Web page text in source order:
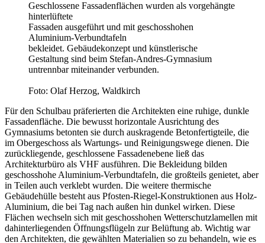
Geschlossene Fassadenflächen wurden als vorgehängte
hinterlüftete
Fassaden ausgeführt und mit geschosshohen
Aluminium-Verbundtafeln
bekleidet. Gebäudekonzept und künstlerische
Gestaltung sind beim Stefan-Andres-Gymnasium
untrennbar miteinander verbunden.
Foto: Olaf Herzog, Waldkirch
Für den Schulbau präferierten die Architekten eine ruhige, dunkle
Fassadenfläche. Die bewusst horizontale Ausrichtung des
Gymnasiums betonten sie durch auskragende Betonfertigteile, die
im Obergeschoss als Wartungs- und Reinigungswege dienen. Die
zurückliegende, geschlossene Fassadenebene ließ das
Architekturbüro als VHF ausführen. Die Bekleidung bilden
geschosshohe Aluminium-Verbundtafeln, die großteils genietet, aber
in Teilen auch verklebt wurden. Die weitere thermische
Gebäudehülle besteht aus Pfosten-Riegel-Konstruktionen aus Holz-
Aluminium, die bei Tag nach außen hin dunkel wirken. Diese
Flächen wechseln sich mit geschosshohen Wetterschutzlamellen mit
dahinterliegenden Öffnungsflügeln zur Belüftung ab. Wichtig war
den Architekten, die gewählten Materialien so zu behandeln, wie es